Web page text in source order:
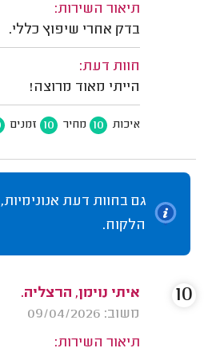
תיאור השירות:
בדק אחרי שיפוץ כללי.
חוות דעת:
הייתי מאוד מרוצה!
איכות 10 מחיר 10 זמנים
גם בחוות דעת
הלקוח.
איתי נוימן, הרצליה.
משוב: 09/04/2026
תיאור השירות:
10